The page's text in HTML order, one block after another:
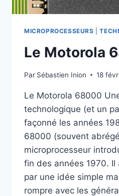
MICROPROCESSEURS |
Le Motorola
Par Sébastien Inion 18
Le Motorola 68000
technologique (et un
façonné les années
68000 (souvent
microprocesseur
fin des années 1970. Il
par une idée simple
rompre avec les